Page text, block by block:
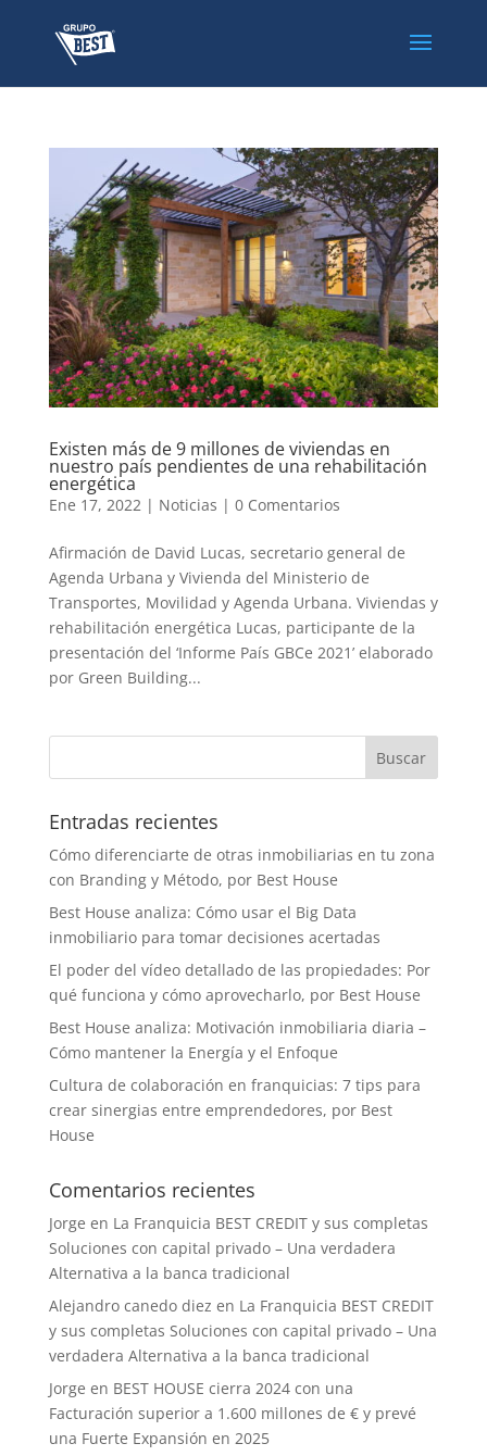
Existen más de 9 millones de viviendas en
nuestro país pendientes de una rehabilitación
energética
Ene 17, 2022| Noticias | 0 Comentarios
Afirmación de David Lucas, secretario general de
Agenda Urbana y Vivienda del Ministerio de
Transportes, Movilidad y Agenda Urbana. Viviendas y
rehabilitación energética Lucas, participante de la
presentación del ‘Informe País GBCe 2021’ elaborado
por Green Building...
Entradas recientes
Cómo diferenciarte de otras inmobiliarias en tu zona
con Branding y Método, por Best House
Best House analiza: Cómo usar el Big Data
inmobiliario para tomar decisiones acertadas
El poder del vídeo detallado de las propiedades: Por
qué funciona y cómo aprovecharlo, por Best House
Best House analiza: Motivación inmobiliaria diaria –
Cómo mantener la Energía y el Enfoque
Cultura de colaboración en franquicias: 7 tips para
crear sinergias entre emprendedores, por Best
House
Comentarios recientes
Jorge en La Franquicia BEST CREDIT y sus completas
Soluciones con capital privado – Una verdadera
Alternativa a la banca tradicional
Alejandro canedo diez en La Franquicia BEST CREDIT
y sus completas Soluciones con capital privado – Una
verdadera Alternativa a la banca tradicional
Jorge en BEST HOUSE cierra 2024 con una
Facturación superior a 1.600 millones de € y prevé
una Fuerte Expansión en 2025